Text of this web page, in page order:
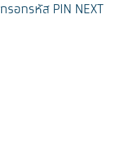
กรอกรหัส PIN NEXT